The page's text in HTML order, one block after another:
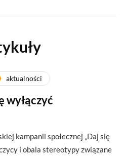
aktualności
wyłączyć
kampanii społecznej „Daj się
i obala stereotypy związane